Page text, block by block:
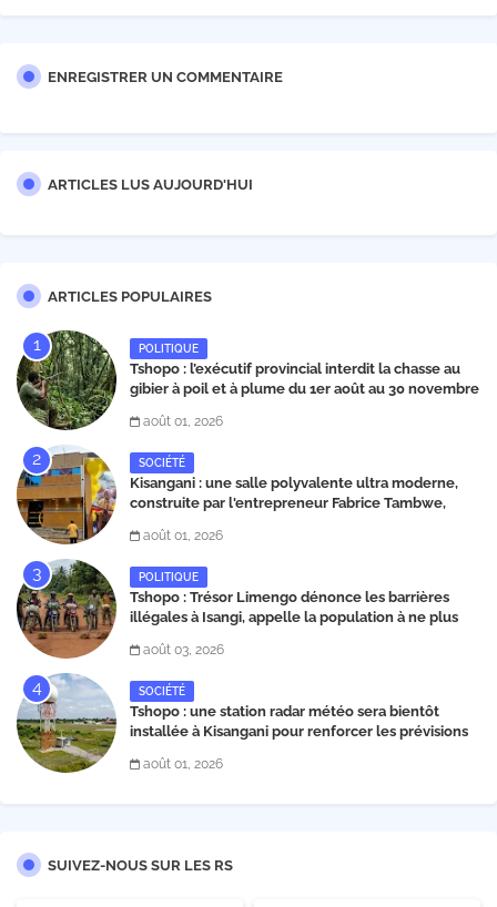
ENREGISTRER UN COMMENTAIRE
ARTICLES LUS AUJOURD'HUI
ARTICLES POPULAIRES
POLITIQUE
Tshopo : l’exécutif provincial interdit la chasse au
gibier à poil et à plume du 1er août au 30 novembre
août 01, 2026
SOCIÉTÉ
Kisangani : une salle polyvalente ultra moderne,
construite par l'entrepreneur Fabrice Tambwe,
août 01, 2026
POLITIQUE
Tshopo : Trésor Limengo dénonce les barrières
illégales à Isangi, appelle la population à ne plus
août 03, 2026
SOCIÉTÉ
Tshopo : une station radar météo sera bientôt
installée à Kisangani pour renforcer les prévisions
août 01, 2026
SUIVEZ-NOUS SUR LES RS